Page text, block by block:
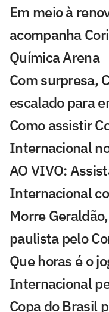
Em meio à
acompanha
Química Arena
Com surpresa,
escalado para
Como assistir
Internacional
AO VIVO:
Internacional
Morre
paulista pelo
Que horas é o
Internacional
Copa do Brasil